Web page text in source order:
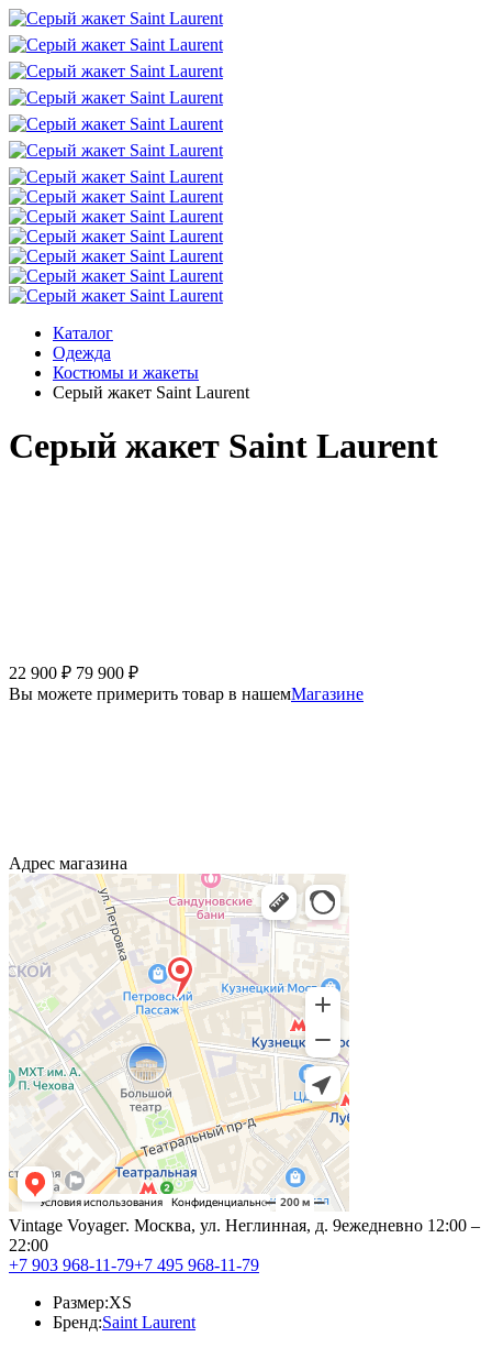
Каталог
Одежда
Костюмы и жакеты
Серый жакет Saint Laurent
Серый жакет Saint Laurent
22 900 ₽ 79 900 ₽
Вы можете примерить товар в нашемМагазине
Адрес магазина
Vintage Voyageг. Москва, ул. Неглинная, д. 9ежедневно 12:00 –
22:00
+7 903 968-11-79+7 495 968-11-79
Бренд:Saint Laurent
Размер:XS